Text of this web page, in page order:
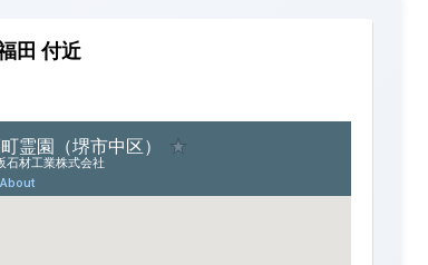
田 付近